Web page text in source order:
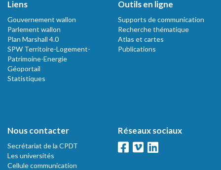
Liens
Gouvernement wallon
Parlement wallon
Plan Marshall 4.0
SPW Territoire-Logement-
Patrimoine-Energie
Géoportail
Statistiques
Outils en ligne
Supports de communication
Recherche thématique
Atlas et cartes
Publications
Nous contacter
Secrétariat de la CPDT
Les universités
Cellule communication
Réseaux sociaux